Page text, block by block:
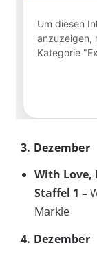
3. Dezember
With Love,
Staffel 1 –
Markle
4. Dezember